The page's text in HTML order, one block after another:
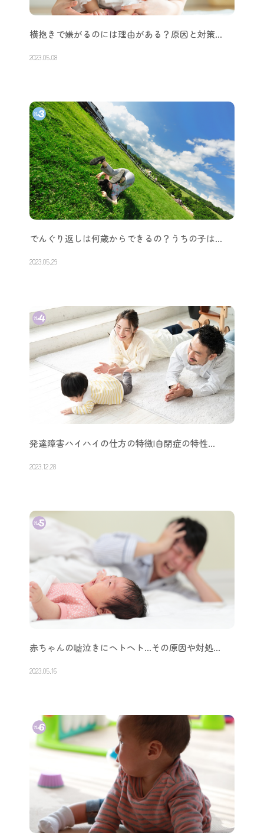
横抱きで嫌がるのには理由がある？原因と対策…
2023.05.08
でんぐり返しは何歳からできるの？うちの子は…
2023.05.29
発達障害ハイハイの仕方の特徴|自閉症の特性…
2023.12.28
赤ちゃんの嘘泣きにヘトヘト…その原因や対処…
2023.05.16